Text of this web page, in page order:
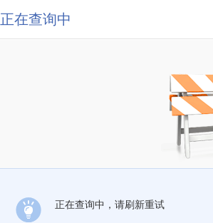
正在查询中
正在查询中，请刷新重试